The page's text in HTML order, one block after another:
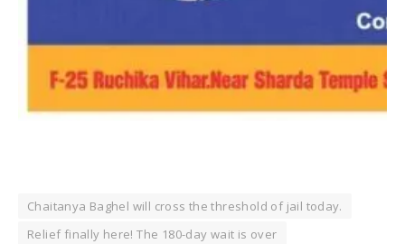
Chaitanya Baghel will cross the threshold of jail today.
Relief finally here! The 180-day wait is over